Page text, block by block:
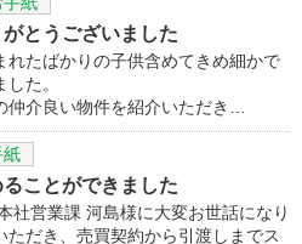
とうございました
たばかりの子供含めてきめ細かで
た。
介良い物件を紹介いただき…
紙
ことができました
社営業課 河島様に大変お世話になり
ただき、売買契約から引渡しまでス